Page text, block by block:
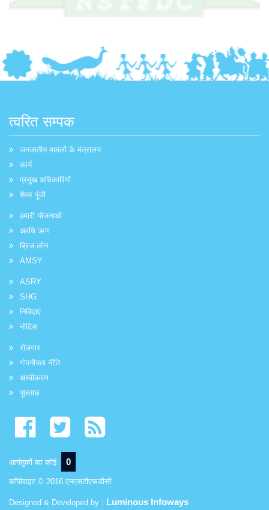
त्वरित सम्पक
जनजातीय मामलों के मंत्रालय
कार्य
प्रमुख अधिकारियों
शेयर पूंजी
हमारी योजनाओं
अवधि ऋण
ब्रिज लोन
AMSY
ASRY
SHG
निविदाएं
नोटिस
रोज़गार
गोपनीयता नीति
अस्वीकरण
पूछताछ
आगंतुकों का कोई: 0
कॉपीराइट © 2016 एनएसटीएफडीसी
Designed & Developed by : Luminous Infoways